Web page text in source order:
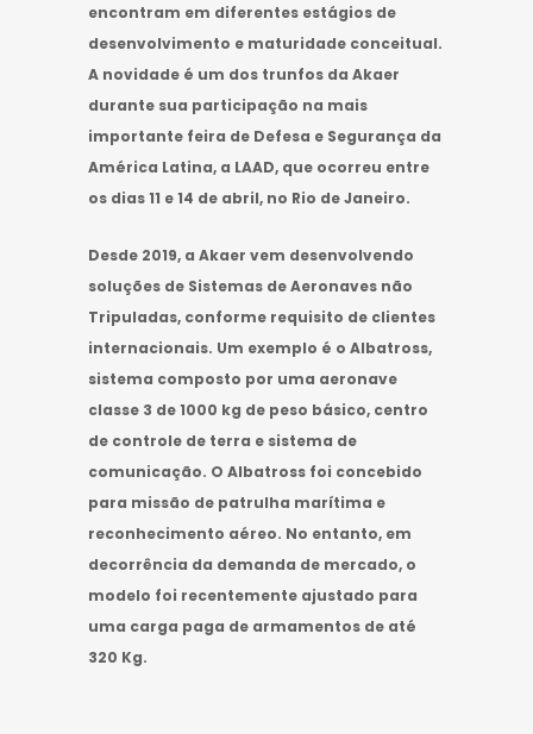
encontram em diferentes estágios de
desenvolvimento e maturidade conceitual.
A novidade é um dos trunfos da Akaer
durante sua participação na mais
importante feira de Defesa e Segurança da
América Latina, a LAAD, que ocorreu entre
os dias 11 e 14 de abril, no Rio de Janeiro.
Desde 2019, a Akaer vem desenvolvendo
soluções de Sistemas de Aeronaves não
Tripuladas, conforme requisito de clientes
internacionais. Um exemplo é o Albatross,
sistema composto por uma aeronave
classe 3 de 1000 kg de peso básico, centro
de controle de terra e sistema de
comunicação. O Albatross foi concebido
para missão de patrulha marítima e
reconhecimento aéreo. No entanto, em
decorrência da demanda de mercado, o
modelo foi recentemente ajustado para
uma carga paga de armamentos de até
320 Kg.